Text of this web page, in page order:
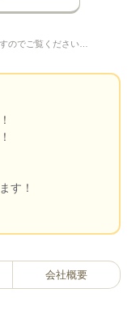
のでご覧ください…
す！
会社概要